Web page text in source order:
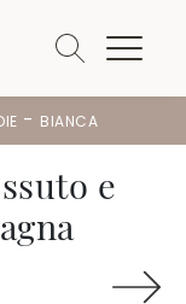
- BIANCA
e